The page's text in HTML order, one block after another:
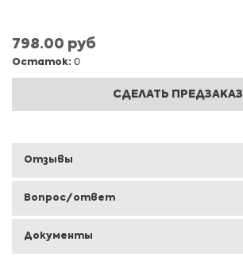
798.00 руб
Остаток: 0
СДЕЛАТЬ ПРЕДЗАКАЗ
Отзывы
Вопрос/ответ
Документы